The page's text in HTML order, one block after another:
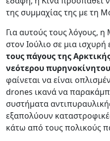
της συμμαχίας της με τη
Για αυτούς τους λόγους,
στον Ιούλιο σε μια ισχυρή
τους πάγους της
νεότερου
φαίνεται να είναι
drones ικανά να
συστήματα
εξαπολύουν
κάτω από τους πολικούς